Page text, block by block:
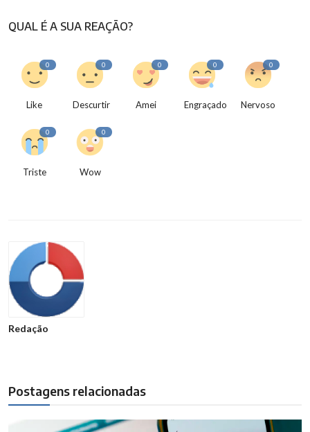
QUAL É A SUA REAÇÃO?
0
Like
0
Descurtir
0
Amei
0
Engraçado
0
Nervoso
0
Triste
0
Wow
Redação
Postagens relacionadas